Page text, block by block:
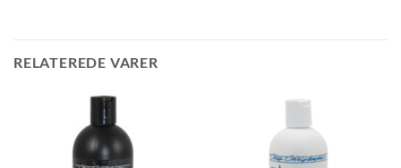
RELATEREDE VARER